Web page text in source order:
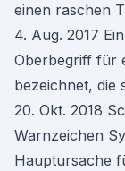
einen raschen
4. Aug. 2017
Oberbegriff für
bezeichnet, die
20. Okt. 2018
Warnzeichen
Hauptursache